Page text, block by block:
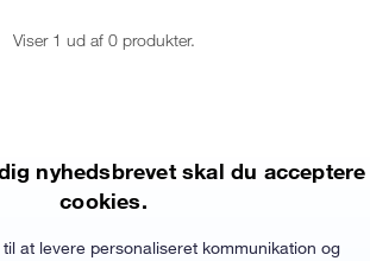
Viser 1 ud af 0 produkter.
nyhedsbrevet skal du acceptere
cookies.
at levere personaliseret kommunikation og